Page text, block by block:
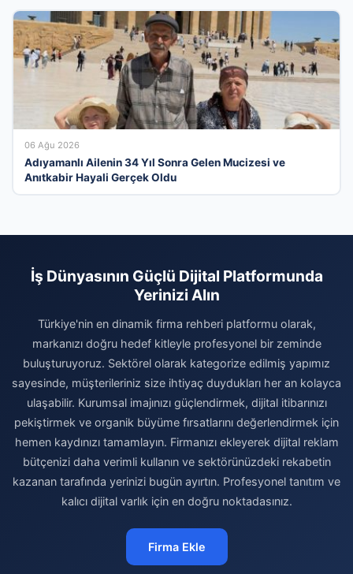
06 Ağu 2026
Adıyamanlı Ailenin 34 Yıl Sonra Gelen Mucizesi ve
Anıtkabir Hayali Gerçek Oldu
İş Dünyasının Güçlü Dijital Platformunda
Yerinizi Alın
Türkiye'nin en dinamik firma rehberi platformu olarak,
markanızı doğru hedef kitleyle profesyonel bir zeminde
buluşturuyoruz. Sektörel olarak kategorize edilmiş yapımız
sayesinde, müşterileriniz size ihtiyaç duydukları her an kolayca
ulaşabilir. Kurumsal imajınızı güçlendirmek, dijital itibarınızı
pekiştirmek ve organik büyüme fırsatlarını değerlendirmek için
hemen kaydınızı tamamlayın. Firmanızı ekleyerek dijital reklam
bütçenizi daha verimli kullanın ve sektörünüzdeki rekabetin
kazanan tarafında yerinizi bugün ayırtın. Profesyonel tanıtım ve
kalıcı dijital varlık için en doğru noktadasınız.
Firma Ekle